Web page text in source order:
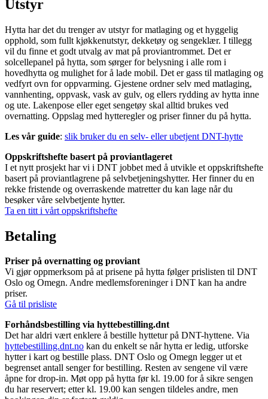
Utstyr
Hytta har det du trenger av utstyr for matlaging og et hyggelig
opphold, som fullt kjøkkenutstyr, dekketøy og sengeklær. I tillegg
vil du finne et godt utvalg av mat på proviantrommet. Det er
solcellepanel på hytta, som sørger for belysning i alle rom i
hovedhytta og mulighet for å lade mobil. Det er gass til matlaging og
vedfyrt ovn for oppvarming. Gjestene ordner selv med matlaging,
vannhenting, oppvask, vask av gulv, og ellers rydding av hytta inne
og ute. Lakenpose eller eget sengetøy skal alltid brukes ved
overnatting. Oppslag med hytteregler og priser finner du på hytta.
Les vår guide: slik bruker du en selv- eller ubetjent DNT-hytte
Oppskriftshefte basert på proviantlageret
I et nytt prosjekt har vi i DNT jobbet med å utvikle et oppskriftshefte
basert på proviantlagrene på selvbetjeningshytter. Her finner du en
rekke fristende og overraskende matretter du kan lage når du
besøker våre selvbetjente hytter.
Ta en titt i vårt oppskriftshefte
Betaling
Priser på overnatting og proviant
Vi gjør oppmerksom på at prisene på hytta følger prislisten til DNT
Oslo og Omegn. Andre medlemsforeninger i DNT kan ha andre
priser.
Gå til prisliste
Forhåndsbestilling via hyttebestilling.dnt
Det har aldri vært enklere å bestille hyttetur på DNT-hyttene. Via
hyttebestilling.dnt.no kan du enkelt se når hytta er ledig, utforske
hytter i kart og bestille plass. DNT Oslo og Omegn legger ut et
begrenset antall senger for bestilling. Resten av sengene vil være
åpne for drop-in. Møt opp på hytta før kl. 19.00 for å sikre sengen
du har reservert; etter kl. 19.00 kan sengen tildeles andre, men